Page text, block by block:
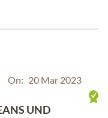
On: 20 Mar 2023
UND